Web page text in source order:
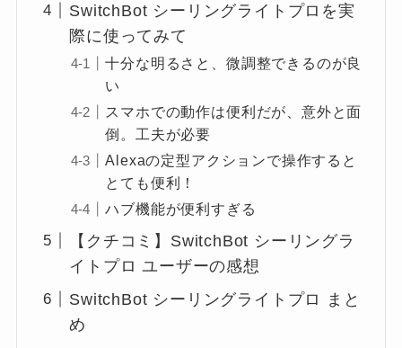
SwitchBot シーリングライトプロを実
際に使ってみて
十分な明るさと、微調整できるのが良
い
スマホでの動作は便利だが、意外と面
倒。工夫が必要
Alexaの定型アクションで操作すると
とても便利！
ハブ機能が便利すぎる
【クチコミ】SwitchBot シーリングラ
イトプロ ユーザーの感想
SwitchBot シーリングライトプロ まと
め